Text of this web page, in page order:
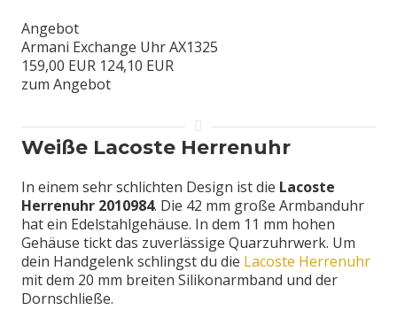
Angebot
Armani Exchange Uhr AX1325
159,00 EUR 124,10 EUR
zum Angebot
Weiße Lacoste Herrenuhr
In einem sehr schlichten Design ist die Lacoste
Herrenuhr 2010984. Die 42 mm große Armbanduhr
hat ein Edelstahlgehäuse. In dem 11 mm hohen
Gehäuse tickt das zuverlässige Quarzuhrwerk. Um
dein Handgelenk schlingst du die Lacoste Herrenuhr
mit dem 20 mm breiten Silikonarmband und der
Dornschließe.